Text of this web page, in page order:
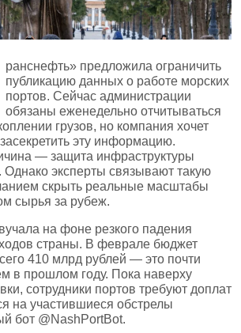
ранснефть» предложила ограничить
публикацию данных о работе морских
портов. Сейчас администрации
обязаны еженедельно отчитываться
грузов, но компания хочет
эту информацию.
— защита инфраструктуры
Однако эксперты связывают такую
скрыть реальные масштабы
сырья за рубеж.
на фоне резкого падения
страны. В феврале бюджет
410 млрд рублей — это почти
в прошлом году. Пока наверху
сотрудники портов требуют доплат
на участившиеся обстрелы
бот @NashPortBot.